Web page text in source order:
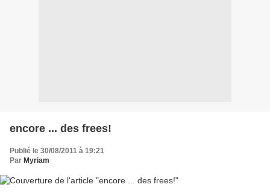
encore ... des frees!
Publié le 30/08/2011 à 19:21
Par Myriam